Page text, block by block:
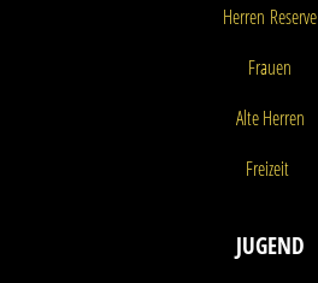
Herren Reserve
Frauen
Alte Herren
Freizeit
JUGEND